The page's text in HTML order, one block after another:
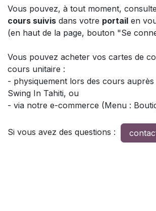
Vous pouvez, à tout moment,
cours suivis dans votre portail en
(en haut de la page, bouton "Se
Vous pouvez acheter vos cartes de
cours unitaire :
- physiquement lors des cours auprès
Swing In Tahiti, ou
- via notre e-commerce (Menu :
Si vous avez des questions :